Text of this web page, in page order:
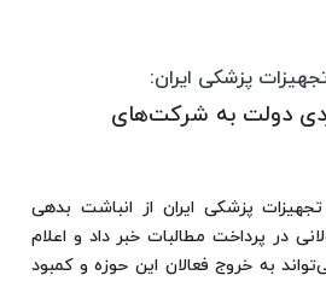
پزشکی ایران:
میلیاردی دولت به شرکت‌های
تجهیزات پزشکی ایران از انباشت بدهی
در پرداخت مطالبات خبر داد و اعلام
به خروج فعالان این حوزه و کمبود